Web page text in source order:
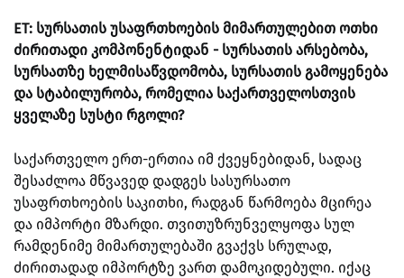
ET: სურსათის უსაფრთხოების მიმართულებით ოთხი
ძირითადი კომპონენტიდან - სურსათის არსებობა,
სურსათზე ხელმისაწვდომობა, სურსათის გამოყენება
და სტაბილურობა, რომელია საქართველოსთვის
ყველაზე სუსტი რგოლი?
საქართველო ერთ-ერთია იმ ქვეყნებიდან, სადაც
შესაძლოა მწვავედ დადგეს სასურსათო
უსაფრთხოების საკითხი, რადგან წარმოება მცირეა
და იმპორტი მზარდი. თვითუზრუნველყოფა სულ
რამდენიმე მიმართულებაში გვაქვს სრულად,
ძირითადად იმპორტზე ვართ დამოკიდებული. იქაც